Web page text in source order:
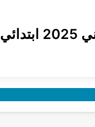
بعد تعديل